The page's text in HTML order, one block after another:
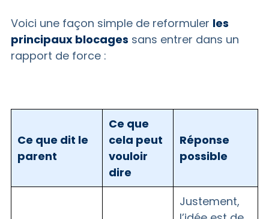
Voici une façon simple de reformuler les
principaux blocages sans entrer dans un
rapport de force :
Ce que dit le
parent
Ce que
cela peut
vouloir
dire
Réponse
possible
Justement,